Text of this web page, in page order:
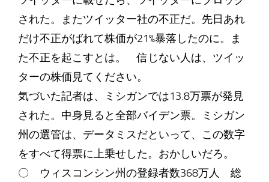
された。またツイッター社の不正だ。先日あれ
だけ不正がばれて株価が21%暴落したのに。ま
た不正を起こすとは。 信じない人は、ツイッ
ターの株価見てください。
気づいた記者は、ミシガンでは13.8万票が発見
された。中身見ると全部バイデン票。ミシガン
州の選管は、データミスだといって、この数字
をすべて得票に上乗せした。おかしいだろ。
〇 ウィスコンシン州の登録者数368万人 総